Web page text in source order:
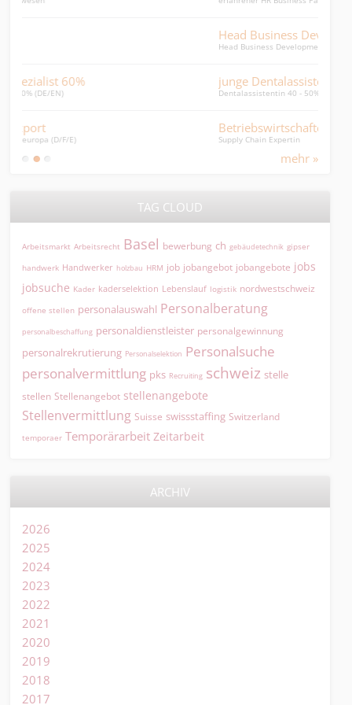
Head Business Development
Head Business Development Middle East
junge Dentalassistentin 40 - 50%
Dentalassistentin 40 - 50% mit Berufsbegeisterung
Betriebswirtschafterin SCM
mehr »
TAG CLOUD
Arbeitsmarkt Arbeitsrecht Basel bewerbung ch gebäudetechnik gipser
handwerk Handwerker holzbau HRM job jobangebot jobangebote jobs
jobsuche Kader kaderselektion Lebenslauf logistik nordwestschweiz
offene stellen personalauswahl Personalberatung
personalbeschaffung personaldienstleister personalgewinnung
personalrekrutierung Personalselektion Personalsuche
personalvermittlung pks Recruiting schweiz stelle
stellen Stellenangebot stellenangebote
Stellenvermittlung Suisse swissstaffing Switzerland
temporaer Temporärarbeit Zeitarbeit
ARCHIV
2026
2025
2024
2023
2022
2021
2020
2019
2018
2017